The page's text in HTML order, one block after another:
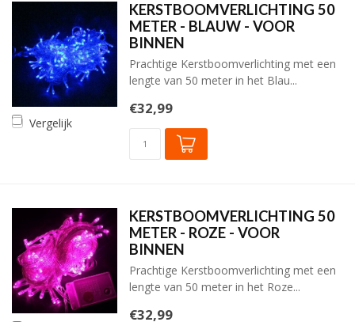
Vergelijk
KERSTBOOMVERLICHTING 50
METER - BLAUW - VOOR
BINNEN
Prachtige Kerstboomverlichting met een
lengte van 50 meter in het Blau...
€32,99
KERSTBOOMVERLICHTING 50
METER - ROZE - VOOR
BINNEN
Prachtige Kerstboomverlichting met een
lengte van 50 meter in het Roze...
€32,99